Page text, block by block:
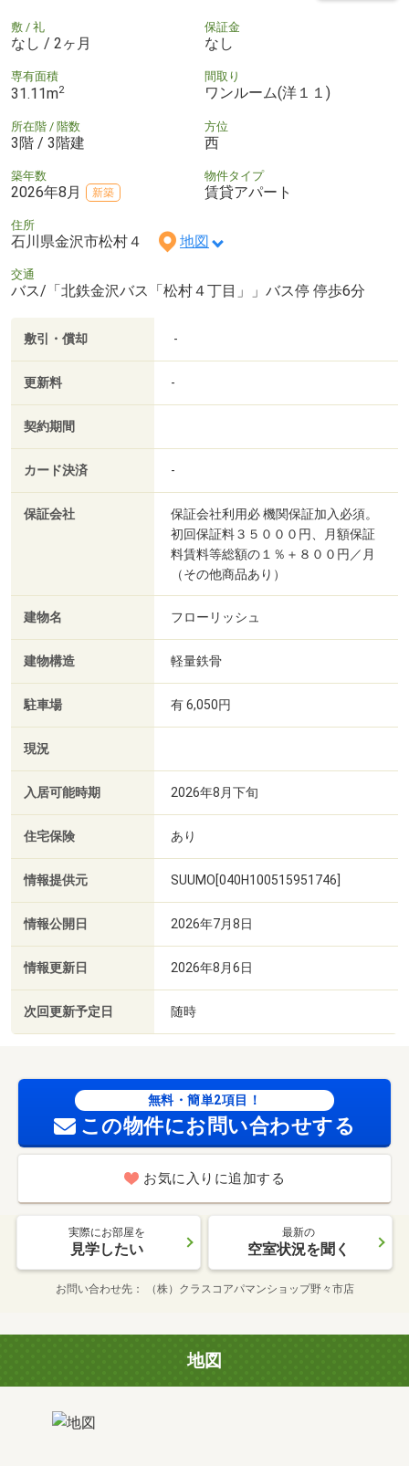
敷 / 礼
なし / 2ヶ月
保証金
なし
専有面積
31.11m2
間取り
ワンルーム(洋１１)
所在階 / 階数
3階 / 3階建
方位
西
築年数
2026年8月 新築
物件タイプ
賃貸アパート
住所
石川県金沢市松村４ 地図
交通
バス/「北鉄金沢バス「松村４丁目」」バス停 停歩6分
敷引・償却 -
更新料 -
契約期間
カード決済 -
保証会社
保証会社利用必 機関保証加入必須。
初回保証料３５０００円、月額保証
料賃料等総額の１％＋８００円／月
（その他商品あり）
建物名 フローリッシュ
建物構造 軽量鉄骨
駐車場 有 6,050円
現況
入居可能時期 2026年8月下旬
住宅保険 あり
情報提供元 SUUMO[040H100515951746]
情報公開日 2026年7月8日
情報更新日 2026年8月6日
次回更新予定日 随時
無料・簡単2項目！
この物件にお問い合わせする
お気に入りに追加する
実際にお部屋を
見学したい
最新の
空室状況を聞く
お問い合わせ先 （株）クラスコアパマンショップ野々市店
地図